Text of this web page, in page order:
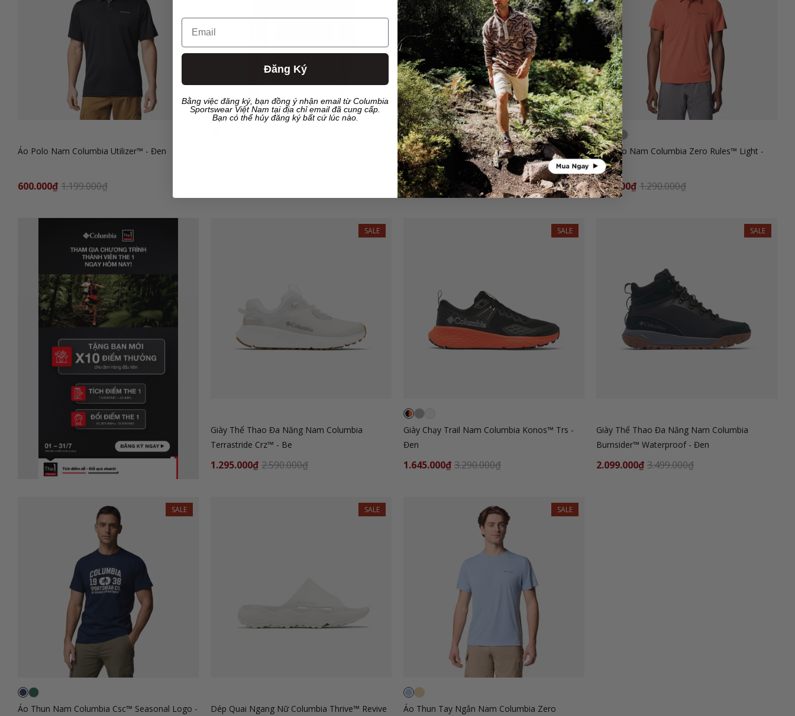
Áo Polo Nam Columbia Utilizer™ - Đen
600.000₫ 1.199.000₫
Áo Khoác Nam Columbia Hikebound™ II - Xanh
Navy
2.117.000₫ 2.490.000₫
Áo Polo Nam Columbia Zero Rules™ Light -
Cam
645.000₫ 1.290.000₫
SALE
Giày Thể Thao Đa Năng Nam Columbia
Terrastride Crz™ - Be
1.295.000₫ 2.590.000₫
SALE
Giày Chạy Trail Nam Columbia Konos™ Trs -
Đen
1.645.000₫ 3.290.000₫
SALE
Giày Thể Thao Đa Năng Nam Columbia
Burnsider™ Waterproof - Đen
2.099.000₫ 3.499.000₫
SALE
Áo Thun Nam Columbia Csc™ Seasonal Logo -
SALE
Dép Quai Ngang Nữ Columbia Thrive™ Revive
SALE
Áo Thun Tay Ngắn Nam Columbia Zero
Email
Đăng Ký
Bằng việc đăng ký, bạn đồng ý nhận email từ Columbia
Sportswear Việt Nam tại địa chỉ email đã cung cấp.
Bạn có thể hủy đăng ký bất cứ lúc nào.